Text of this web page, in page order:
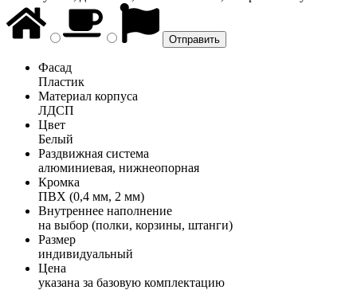
Фасад
Пластик
Материал корпуса
ЛДСП
Цвет
Белый
Раздвижная система
алюминиевая, нижнеопорная
Кромка
ПВХ (0,4 мм, 2 мм)
Внутреннее наполнение
на выбор (полки, корзины, штанги)
Размер
индивидуальный
Цена
указана за базовую комплектацию